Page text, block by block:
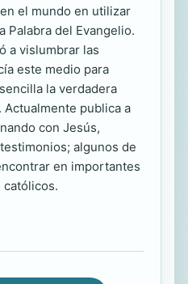
el mundo en utilizar
Palabra del Evangelio.
a vislumbrar las
este medio para
la verdadera
publica a
con Jesús,
algunos de
en importantes
católicos.